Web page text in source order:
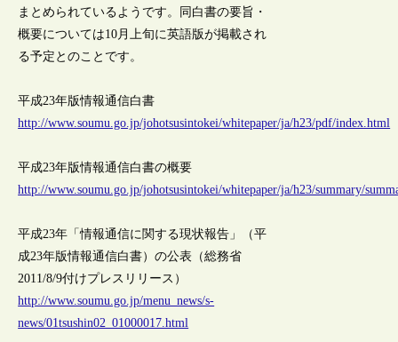
まとめられているようです。同白書の要旨・
概要については10月上旬に英語版が掲載され
る予定とのことです。
平成23年版情報通信白書
http://www.soumu.go.jp/johotsusintokei/whitepaper/ja/h23/pdf/index.html
平成23年版情報通信白書の概要
http://www.soumu.go.jp/johotsusintokei/whitepaper/ja/h23/summary/
平成23年「情報通信に関する現状報告」（平
成23年版情報通信白書）の公表（総務省
2011/8/9付けプレスリリース）
http://www.soumu.go.jp/menu_news/s-
news/01tsushin02_01000017.html